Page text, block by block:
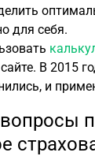
для себя.
В 2015
и